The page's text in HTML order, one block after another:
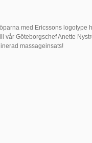
med Ericssons logotype
vår Göteborgschef Anette
massageinsats!